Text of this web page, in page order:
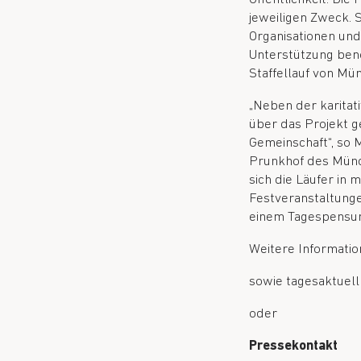
jeweiligen Zweck.
Organisationen
Unterstützung
Staffellauf von
„Neben der
über das Projekt
Gemeinschaft“,
Prunkhof des
sich die Läufer in
einem
Weitere
sowie
oder
Pressekontakt